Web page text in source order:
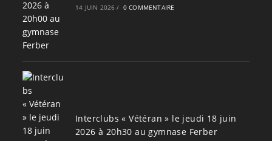
14 JUIN 2026 / 0 COMMENTAIRE
Interclubs « Vétéran » le jeudi 18 juin
2026 à 20h30 au gymnase Ferber